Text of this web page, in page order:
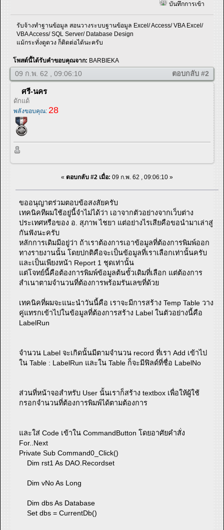
บันทึกการเข้า
รับจ้างทำฐานข้อมูล สอนวางระบบฐานข้อมูล Excel/ Access/ VBA Excel/
VBA Access/ SQL Server/ Database Design
แม้กระทั่งดูดวง ก็ติดต่อได้นะครับ
โพสต์นี้ได้รับคำขอบคุณจาก: BARBIEKA
09 ก.พ. 62 , 09:06:10 ตอบกลับ #2
ศรี-นคร
ดักแด้
พลังขอบคุณ: 28
« ตอบกลับ #2 เมื่อ: 09 ก.พ. 62 , 09:06:10 »
ขออนุญาตร่วมตอบข้อสงสัยครับ
เทคนิคทีผมใช้อยู่นี้จำไม่ได้ว่า เอาจากตัวอย่างจากเว็บต่าง
ประเทศหรือของ อ. สุภาพ ไชยา แต่อย่างไรเสียคือขอนำมาเล่าสู่
กันฟังนะครับ
หลักการเดิมมีอยู่ว่า ถ้าเราต้องการเอาข้อมูลที่ต้องการพิมพ์ออก
ทางรายงานนั้น โดยปกติคือจะเป็นข้อมูลที่เราเลือกเท่านั้นครับ
และเป็นเพียงหน้า Report 1 ชุดเท่านั้น
แต่โจทย์นี้คือต้องการพิมพ์ข้อมูลต้นขั้วเดิมที่เลือก แต่ต้องการ
สำเนาตามจำนวนที่ต้องการพร้อมรันเลขที่ด้วย
เทคนิคที่ผมจะแนะนำวันนี้คือ เราจะมีการสร้าง Temp Table วาง
คู่แทรกเข้าไปในข้อมูลที่ต้องการสร้าง Label ในตัวอย่างนี้คือ
LabelRun
จำนวน Label จะเกิดนั้นมีตามจำนวน record ที่เรา Add เข้าไป
ใน Table : LabelRun และใน Table ก็จะมีฟิลด์ที่ชื่อ LabelNo
ส่วนที่หน้าจอสำหรับ User นั้นเราก็สร้าง textbox เพื่อให้ผู้ใช้
กรอกจำนวนที่ต้องการพิมพ์ได้ตามต้องการ
และใส่ Code เข้าใน CommandButton โดยอาศัยคำสั่ง
For..Next
Private Sub Command0_Click()
Dim rst1 As DAO.Recordset
Dim vNo As Long
Dim dbs As Database
Set dbs = CurrentDb()